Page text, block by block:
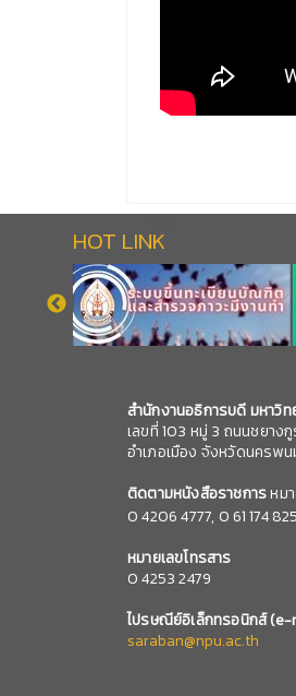
HOT LINK
สำนักงานอธิการบดี มหาวิ
เลขที่ 103 หมู่ 3 ถนนชยาง
อำเภอเมือง จังหวัดนครพ
ติดตามหนังสือราชการหม
04206 4777, 0 61 174
หมายเลขโทรสาร
0 4253 2479
ไปรษณีย์อิเล็กทรอนิกส์(e-
saraban@npu.ac.th